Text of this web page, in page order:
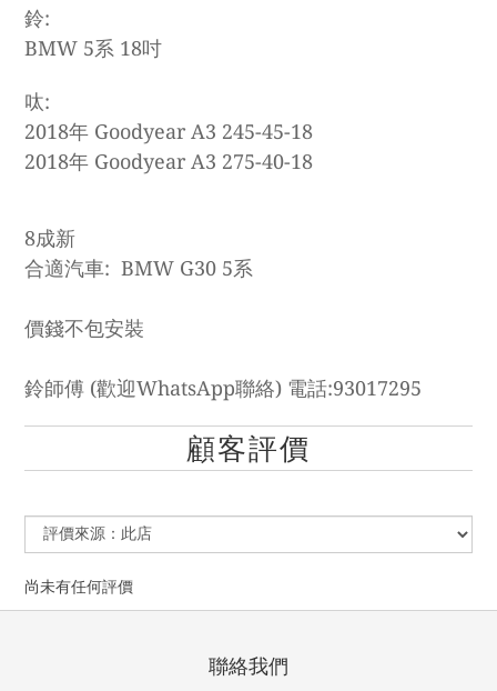
鈴:
BMW 5系 18吋
呔:
2018年 Goodyear A3 245-45-18
2018年 Goodyear A3 275-40-18
8成新
合適汽車: BMW G30 5系
價錢不包安裝
鈴師傅 (歡迎WhatsApp聯絡) 電話:93017295
顧客評價
尚未有任何評價
聯絡我們